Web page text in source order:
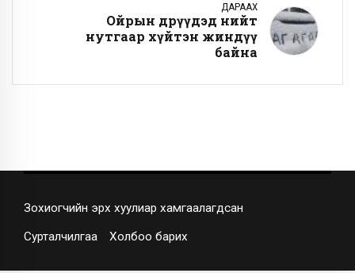
ДАРААХ
Ойрын өдрүүдэд нийт
нутгаар хүйтэн жиндүү
байна
Зохиогчийн эрх хуулиар хамгаалагдсан
Сурталчилгаа Холбоо барих